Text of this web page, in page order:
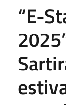
“E-